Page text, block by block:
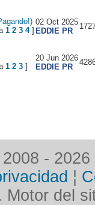
1 2 3 4]
02 Oct 2025
EDDIE PR
1 2 3 ]
20 Jun 2026
EDDIE PR
- 2026
¦
Motor del